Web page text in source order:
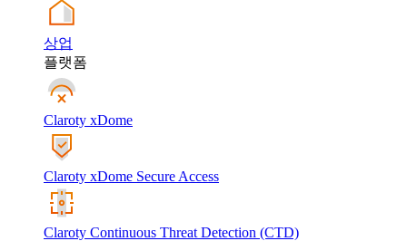
상업
플랫폼
Claroty xDome
Claroty xDome Secure Access
Claroty Continuous Threat Detection (CTD)